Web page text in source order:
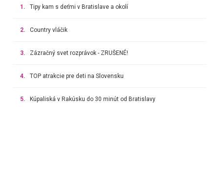
1. Tipy kam s deťmi v Bratislave a okolí
2. Country vláčik
3. Zázračný svet rozprávok - ZRUŠENÉ!
4. TOP atrakcie pre deti na Slovensku
5. Kúpaliská v Rakúsku do 30 minút od Bratislavy